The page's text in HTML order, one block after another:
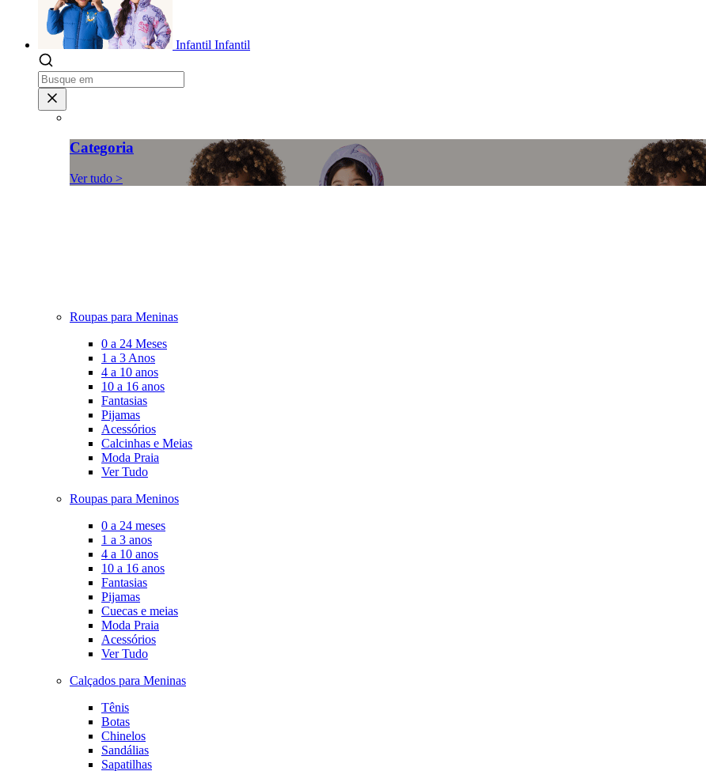
Infantil Infantil
Categoria
Ver tudo >
Roupas para Meninas
0 a 24 Meses
1 a 3 Anos
4 a 10 anos
10 a 16 anos
Fantasias
Pijamas
Acessórios
Calcinhas e Meias
Moda Praia
Ver Tudo
Roupas para Meninos
0 a 24 meses
1 a 3 anos
4 a 10 anos
10 a 16 anos
Fantasias
Pijamas
Cuecas e meias
Moda Praia
Acessórios
Ver Tudo
Calçados para Meninas
Tênis
Botas
Chinelos
Sandálias
Sapatilhas